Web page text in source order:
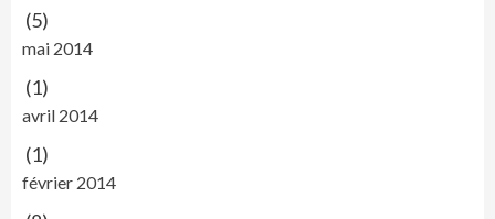
(5)
mai 2014
(1)
avril 2014
(1)
février 2014